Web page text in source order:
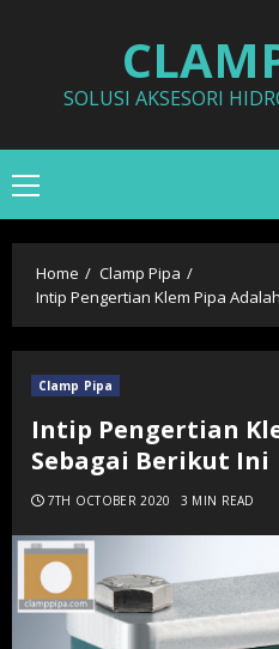
SOLUSI AKSESORI
Primary
Menu
Home
Clamp Pipa
Intip Pengertian Klem Pipa
Clamp Pipa
Intip Pengertian
Sebagai Berikut Ini
7TH OCTOBER 2020 3 MIN READ